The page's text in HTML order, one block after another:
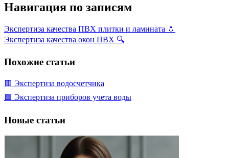
Навигация по записям
Экспертиза качества ПВХ плитки и ламината 💧
Экспертиза качества окон ПВХ 🔍
Похожие статьи
🟥 Экспертиза водосчетчика
🟩 Экспертиза приборов учета воды
Новые статьи